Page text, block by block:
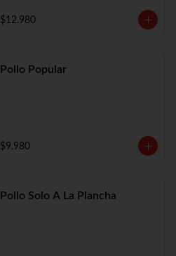
$12.980
Pollo Popular
$9.980
Pollo Solo A La Plancha